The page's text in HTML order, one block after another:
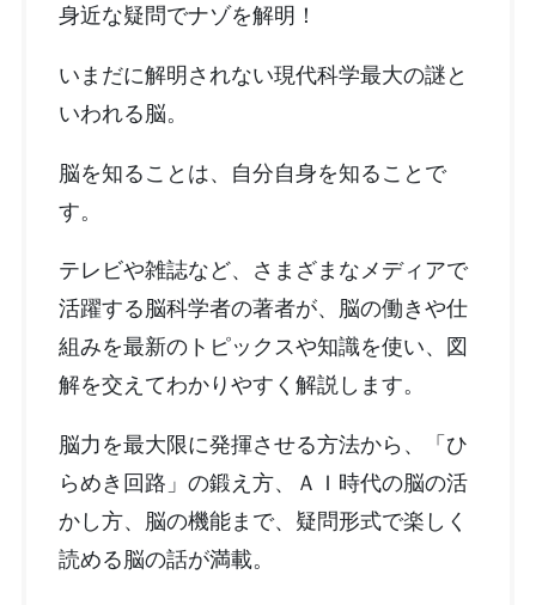
身近な疑問でナゾを解明！
いまだに解明されない現代科学最大の謎と
いわれる脳。
脳を知ることは、自分自身を知ることで
す。
テレビや雑誌など、さまざまなメディアで
活躍する脳科学者の著者が、脳の働きや仕
組みを最新のトピックスや知識を使い、図
解を交えてわかりやすく解説します。
脳力を最大限に発揮させる方法から、「ひ
らめき回路」の鍛え方、ＡＩ時代の脳の活
かし方、脳の機能まで、疑問形式で楽しく
読める脳の話が満載。